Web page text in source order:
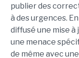
publier des
à des urgences.
diffusé une mise
une menace
de même avec